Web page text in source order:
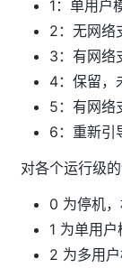
1：单用户
2：无网络
3：有网络
4：保留，
5：有网络
6：重新引
对各个运行级的
0 为停机，
1 为单用
2 为多用户